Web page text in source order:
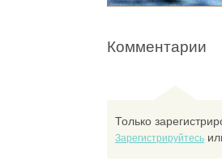
Комментарии
Только
Зарегистрируйтесь